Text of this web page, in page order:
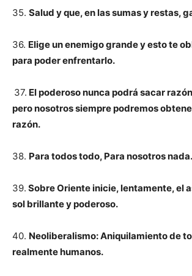
35. Salud y que, en las sumas y restas,
36. Elige un enemigo grande y esto te
para poder enfrentarlo.
37. El poderoso nunca podrá sacar
pero nosotros siempre podremos
razón.
38. Para todos todo, Para nosotros nada.
39. Sobre Oriente inicie, lentamente, el
sol brillante y poderoso.
40. Neoliberalismo: Aniquilamiento de
realmente humanos.